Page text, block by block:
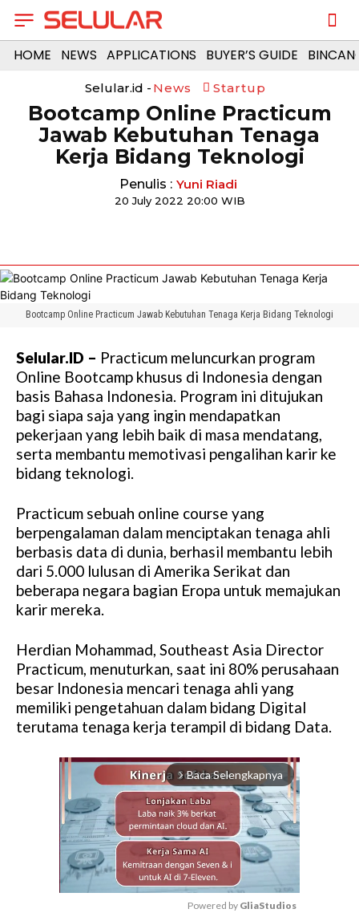
HOME NEWS APPLICATIONS BUYER’S GUIDE
Selular.id - News Startup
Bootcamp Online Practicum
Jawab Kebutuhan Tenaga
Kerja Bidang Teknologi
Penulis : Yuni Riadi
20 July 2022 20:00 WIB
Bootcamp Online Practicum Jawab Kebutuhan Tenaga Kerja Bidang Teknologi
Selular.ID – Practicum meluncurkan program
Online Bootcamp khusus di Indonesia dengan
basis Bahasa Indonesia. Program ini ditujukan
bagi siapa saja yang ingin mendapatkan
pekerjaan yang lebih baik di masa mendatang,
serta membantu memotivasi pengalihan karir ke
bidang teknologi.
Practicum sebuah online course yang
berpengalaman dalam menciptakan tenaga ahli
berbasis data di dunia, berhasil membantu lebih
dari 5.000 lulusan di Amerika Serikat dan
beberapa negara bagian Eropa untuk memajukan
karir mereka.
Herdian Mohammad, Southeast Asia Director
Practicum, menuturkan, saat ini 80% perusahaan
besar Indonesia mencari tenaga ahli yang
memiliki pengetahuan dalam bidang Digital
terutama tenaga kerja terampil di bidang Data.
arrow_forward_ios Baca Selengkapnya
Powered by GliaStudios